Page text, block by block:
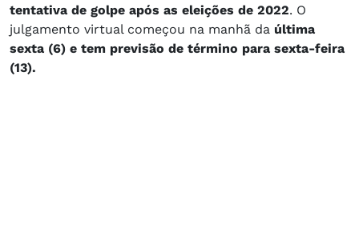
tentativa de golpe após as eleições de 2022. O
julgamento virtual começou na manhã da última
sexta (6) e tem previsão de término para sexta-feira
(13).